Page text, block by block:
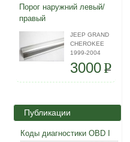
Порог наружний левый/
правый
JEEP GRAND
CHEROKEE
1999-2004
3000P
Публикации
Коды диагностики OBD I